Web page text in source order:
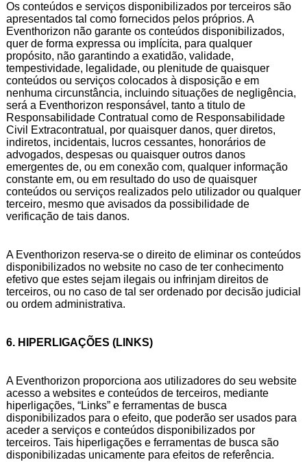
Os conteúdos e serviços disponibilizados por terceiros são
apresentados tal como fornecidos pelos próprios. A
Eventhorizon não garante os conteúdos disponibilizados,
quer de forma expressa ou implícita, para qualquer
propósito, não garantindo a exatidão, validade,
tempestividade, legalidade, ou plenitude de quaisquer
conteúdos ou serviços colocados à disposição e em
nenhuma circunstância, incluindo situações de negligência,
será a Eventhorizon responsável, tanto a titulo de
Responsabilidade Contratual como de Responsabilidade
Civil Extracontratual, por quaisquer danos, quer diretos,
indiretos, incidentais, lucros cessantes, honorários de
advogados, despesas ou quaisquer outros danos
emergentes de, ou em conexão com, qualquer informação
constante em, ou em resultado do uso de quaisquer
conteúdos ou serviços realizados pelo utilizador ou qualquer
terceiro, mesmo que avisados da possibilidade de
verificação de tais danos.
A Eventhorizon reserva-se o direito de eliminar os conteúdos
disponibilizados no website no caso de ter conhecimento
efetivo que estes sejam ilegais ou infrinjam direitos de
terceiros, ou no caso de tal ser ordenado por decisão judicial
ou ordem administrativa.
6. HIPERLIGAÇÕES (LINKS)
A Eventhorizon proporciona aos utilizadores do seu website
acesso a websites e conteúdos de terceiros, mediante
hiperligações, “Links” e ferramentas de busca
disponibilizados para o efeito, que poderão ser usados para
aceder a serviços e conteúdos disponibilizados por
terceiros. Tais hiperligações e ferramentas de busca são
disponibilizadas unicamente para efeitos de referência.